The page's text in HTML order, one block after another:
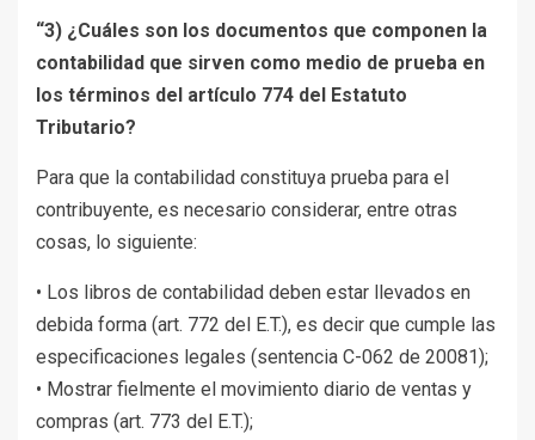
“3) ¿Cuáles son los documentos que componen la
contabilidad que sirven como medio de prueba en
los términos del artículo 774 del Estatuto
Tributario?
Para que la contabilidad constituya prueba para el
contribuyente, es necesario considerar, entre otras
cosas, lo siguiente:
• Los libros de contabilidad deben estar llevados en
debida forma (art. 772 del E.T.), es decir que cumple las
especificaciones legales (sentencia C-062 de 20081);
• Mostrar fielmente el movimiento diario de ventas y
compras (art. 773 del E.T.);